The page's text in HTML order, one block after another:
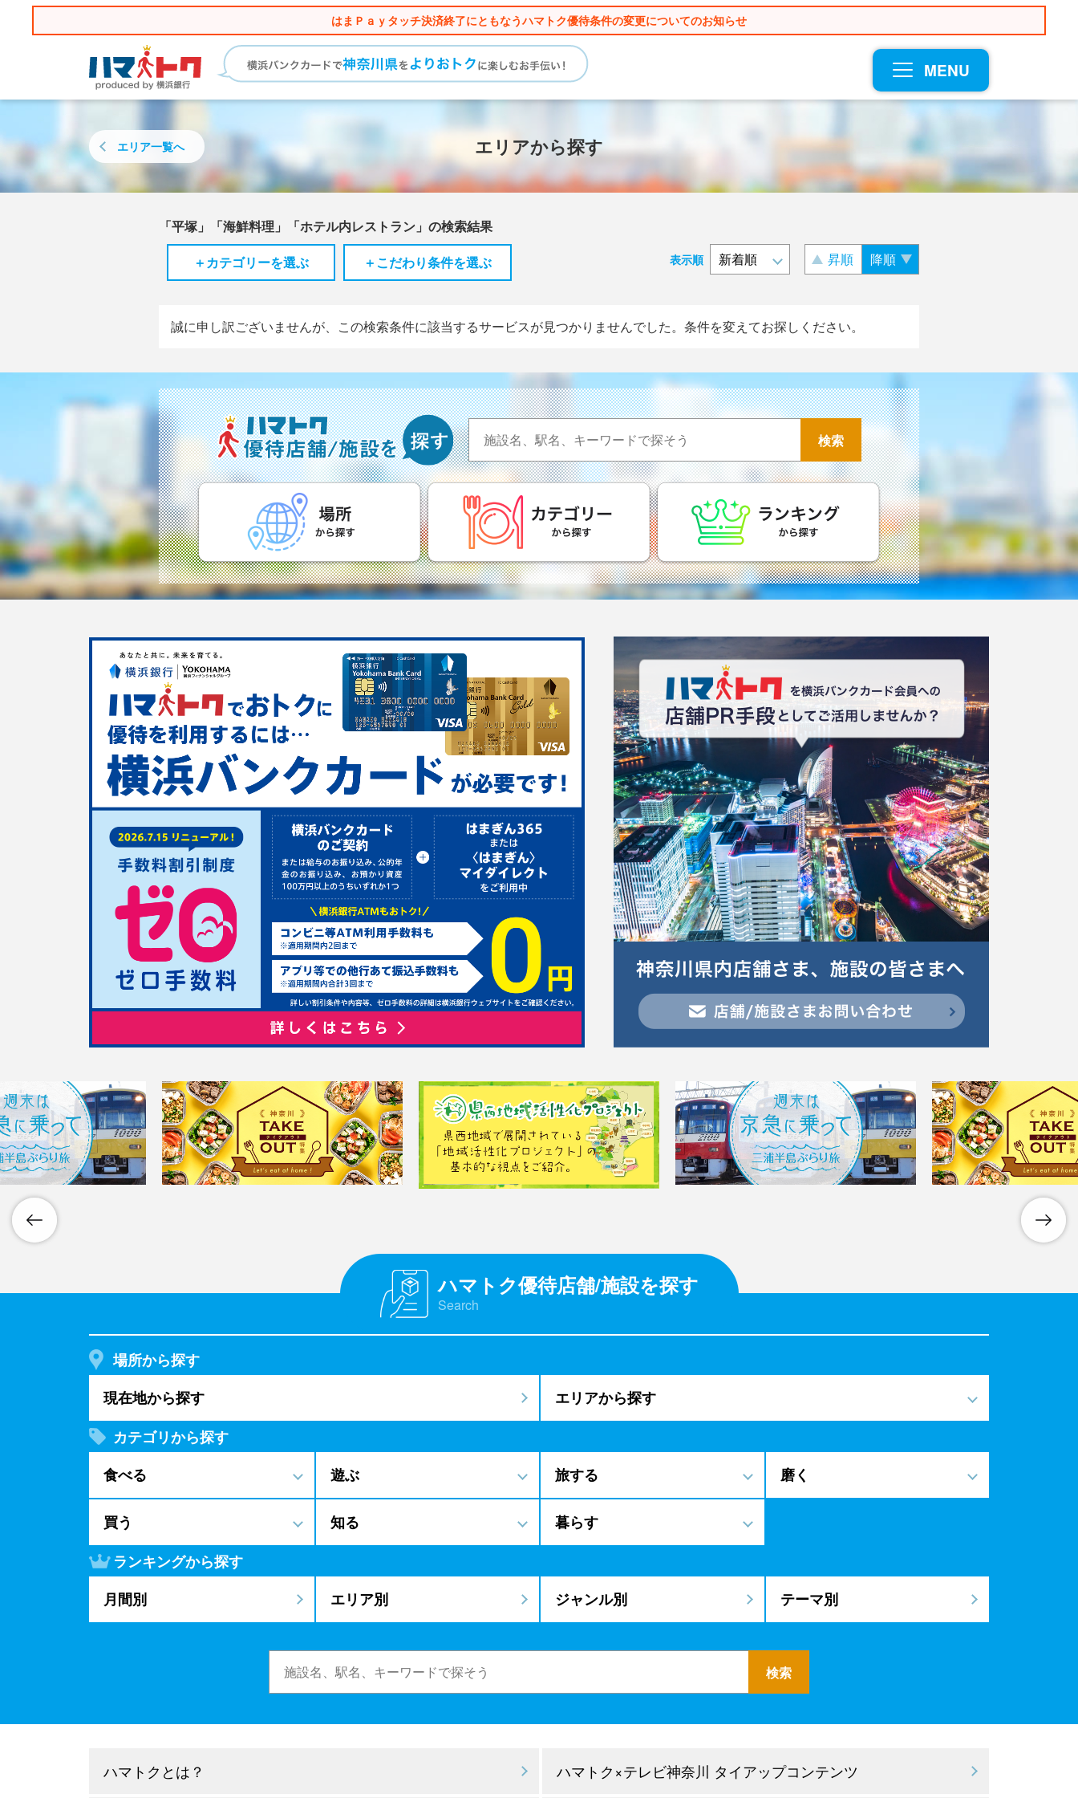
はまＰａｙタッチ決済終了にともなうハマトク優待条件の変更についてのお知らせ
MENU
エリアから探す
エリア一覧へ
「平塚」「海鮮料理」「ホテル内レストラン」の検索結果
＋カテゴリーを選ぶ
＋こだわり条件を選ぶ 表示順 昇順 降順
誠に申し訳ございませんが、この検索条件に該当するサービスが見つかりませんでした。条件を変えてお探しください。
ハマトク優待店舗/施設を探す
Search
場所から探す
現在地から探す
エリアから探す
カテゴリから探す
食べる
遊ぶ 旅する 磨く
買う 知る
暮らす
ランキングから探す
月間別
エリア別 ジャンル別 テーマ別
ハマトクとは？ ハマトク×テレビ神奈川 タイアップコンテンツ